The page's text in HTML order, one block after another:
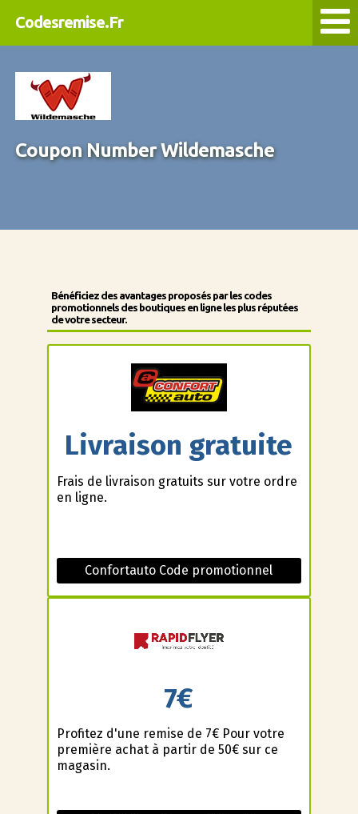
Codesremise.Fr
Coupon Number Wildemasche
Bénéficiez des avantages proposés par les codes
promotionnels des boutiques en ligne les plus réputées
de votre secteur.
Livraison gratuite
Frais de livraison gratuits sur votre ordre
en ligne.
Confortauto Code promotionnel
7€
Profitez d'une remise de 7€ Pour votre
première achat à partir de 50€ sur ce
magasin.